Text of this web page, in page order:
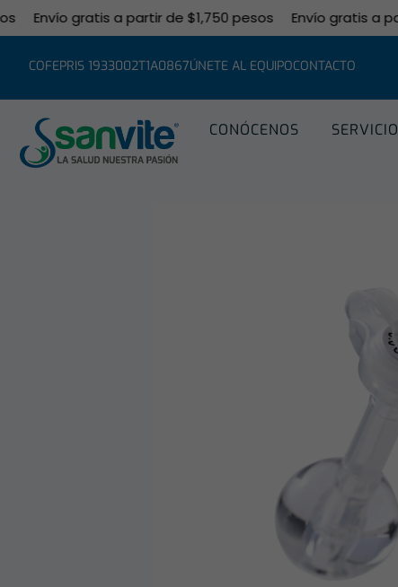
Envío gratis a partir de $1,750 pesos Envío gratis a
COFEPRIS 1933002T1A0867ÚNETE AL EQUIPOCONTACTO
CONÓCENOS